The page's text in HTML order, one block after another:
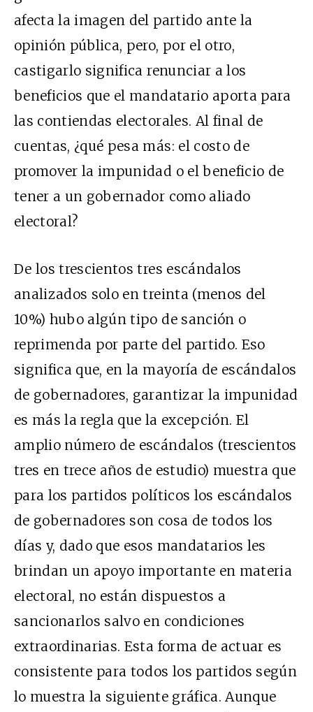
afecta la imagen del partido ante la
opinión pública, pero, por el otro,
castigarlo significa renunciar a los
beneficios que el mandatario aporta para
las contiendas electorales. Al final de
cuentas, ¿qué pesa más: el costo de
promover la impunidad o el beneficio de
tener a un gobernador como aliado
electoral?
De los trescientos tres escándalos
analizados solo en treinta (menos del
10%) hubo algún tipo de sanción o
reprimenda por parte del partido. Eso
significa que, en la mayoría de escándalos
de gobernadores, garantizar la impunidad
es más la regla que la excepción. El
amplio número de escándalos (trescientos
tres en trece años de estudio) muestra que
para los partidos políticos los escándalos
de gobernadores son cosa de todos los
días y, dado que esos mandatarios les
brindan un apoyo importante en materia
electoral, no están dispuestos a
sancionarlos salvo en condiciones
extraordinarias. Esta forma de actuar es
consistente para todos los partidos según
lo muestra la siguiente gráfica. Aunque